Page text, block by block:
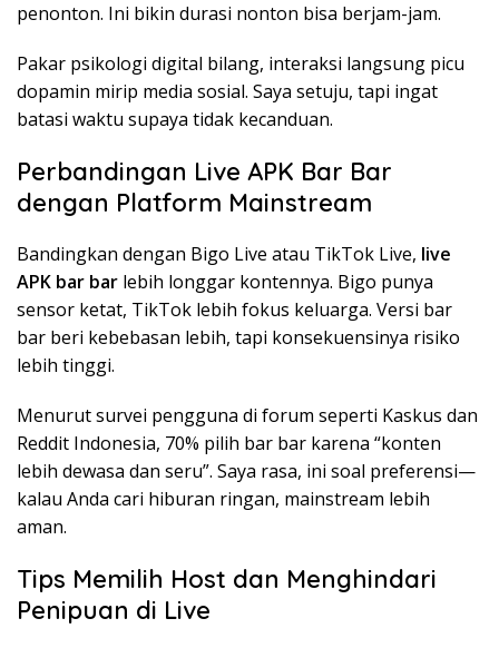
penonton. Ini bikin durasi nonton bisa berjam-jam.
Pakar psikologi digital bilang, interaksi langsung picu
dopamin mirip media sosial. Saya setuju, tapi ingat
batasi waktu supaya tidak kecanduan.
Perbandingan Live APK Bar Bar
dengan Platform Mainstream
Bandingkan dengan Bigo Live atau TikTok Live, live
APK bar bar lebih longgar kontennya. Bigo punya
sensor ketat, TikTok lebih fokus keluarga. Versi bar
bar beri kebebasan lebih, tapi konsekuensinya risiko
lebih tinggi.
Menurut survei pengguna di forum seperti Kaskus dan
Reddit Indonesia, 70% pilih bar bar karena “konten
lebih dewasa dan seru”. Saya rasa, ini soal preferensi—
kalau Anda cari hiburan ringan, mainstream lebih
aman.
Tips Memilih Host dan Menghindari
Penipuan di Live